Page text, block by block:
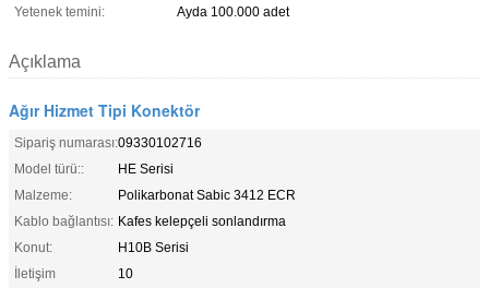
Yetenek temini:
Ayda 100.000 adet
Açıklama
Ağır Hizmet Tipi Konektör
Sipariş numarası:09330102716
Model türü::
HE Serisi
Malzeme:
Polikarbonat Sabic 3412 ECR
Kablo bağlantısı: Kafes kelepçeli sonlandırma
Konut:
H10B Serisi
İletişim
10